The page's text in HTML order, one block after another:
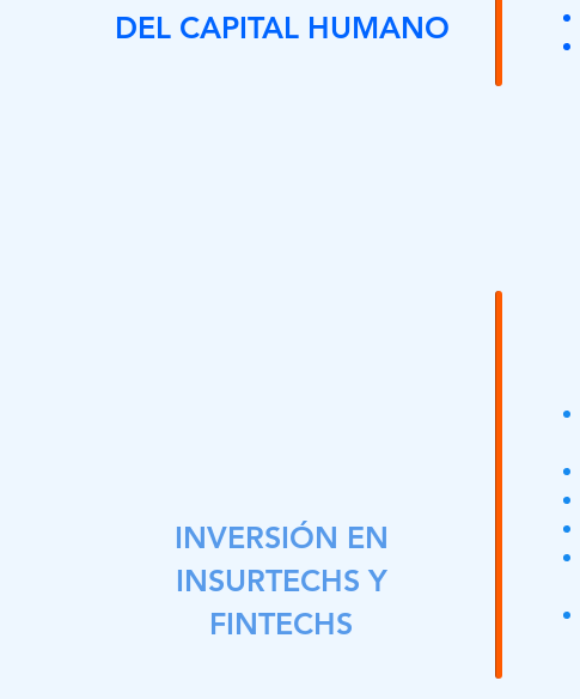
DEL CAPITAL HUMANO
INVERSIÓN EN
INSURTECHS Y
FINTECHS